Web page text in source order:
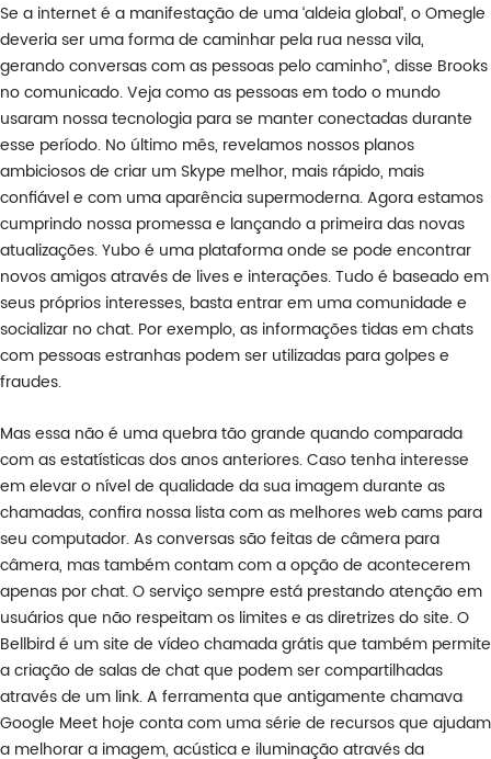
Se a internet é a manifestação de uma ‘aldeia global’, o Omegle
deveria ser uma forma de caminhar pela rua nessa vila,
gerando conversas com as pessoas pelo caminho”, disse Brooks
no comunicado. Veja como as pessoas em todo o mundo
usaram nossa tecnologia para se manter conectadas durante
esse período. No último mês, revelamos nossos planos
ambiciosos de criar um Skype melhor, mais rápido, mais
confiável e com uma aparência supermoderna. Agora estamos
cumprindo nossa promessa e lançando a primeira das novas
atualizações. Yubo é uma plataforma onde se pode encontrar
novos amigos através de lives e interações. Tudo é baseado em
seus próprios interesses, basta entrar em uma comunidade e
socializar no chat. Por exemplo, as informações tidas em chats
com pessoas estranhas podem ser utilizadas para golpes e
fraudes.
Mas essa não é uma quebra tão grande quando comparada
com as estatísticas dos anos anteriores. Caso tenha interesse
em elevar o nível de qualidade da sua imagem durante as
chamadas, confira nossa lista com as melhores web cams para
seu computador. As conversas são feitas de câmera para
câmera, mas também contam com a opção de acontecerem
apenas por chat. O serviço sempre está prestando atenção em
usuários que não respeitam os limites e as diretrizes do site. O
Bellbird é um site de vídeo chamada grátis que também permite
a criação de salas de chat que podem ser compartilhadas
através de um link. A ferramenta que antigamente chamava
Google Meet hoje conta com uma série de recursos que ajudam
a melhorar a imagem, acústica e iluminação através da